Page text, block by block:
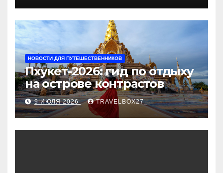
НОВОСТИ ДЛЯ ПУТЕШЕСТВЕННИКОВ
Пхукет-2026: гид по отдыху
на острове контрастов
9 ИЮЛЯ 2026 TRAVELBOX27_